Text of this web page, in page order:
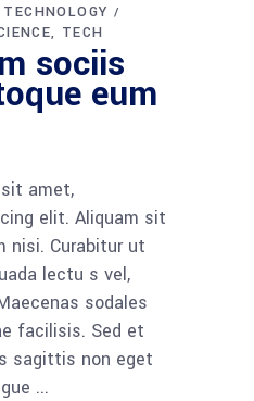
TECHNOLOGY
TECH
sociis
eum
amet,
elit. Aliquam sit
nisi. Curabitur ut
lectu s vel,
sodales
facilisis. Sed et
sagittis non eget